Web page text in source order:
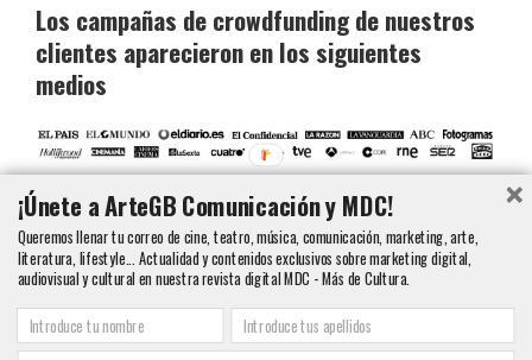
Los campañas de crowdfunding de nuestros
clientes aparecieron en los siguientes
medios
Copyright 2000 - 2016 ArteGB | Todos los derechos reservados |Aviso legal -
¡Únete a ArteGB Comunicación y MDC!
Queremos llenar tu correo de cine, teatro, música, comunicación, marketing, arte,
literatura, lifestyle... Actualidad y contenidos exclusivos sobre marketing digital,
audiovisual y cultural en nuestra revista digital MDC - Más de Cultura.